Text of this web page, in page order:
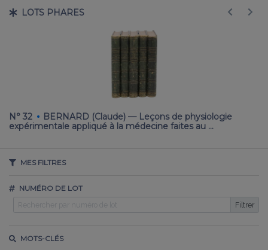
LOTS PHARES
N° 32 · BERNARD (Claude) — Leçons de physiologie
expérimentale appliqué à la médecine faites au …
MES FILTRES
NUMÉRO DE LOT
Filtrer
MOTS-CLÉS